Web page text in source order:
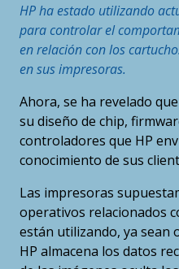
HP ha estado utilizando
para controlar el
en relación con los
en sus impresoras.
Ahora, se ha revelado
su diseño de chip,
controladores que HP
conocimiento de sus
Las impresoras
operativos relacionados
están utilizando, ya sean
HP almacena los datos